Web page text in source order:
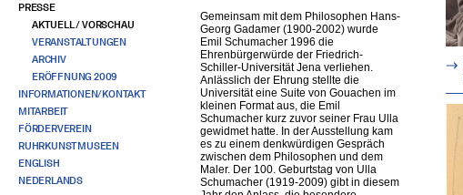
PRESSE
AKTUELL / VORSCHAU
VERANSTALTUNGEN
ARCHIV
ERÖFFNUNG 2009
INFORMATIONEN/KONTAKT
MITARBEIT
FÖRDERVEREIN
RUHRKUNSTMUSEEN
ENGLISH
NEDERLANDS
Gemeinsam mit dem Philosophen Hans-
Georg Gadamer (1900-2002) wurde
Emil Schumacher 1996 die
Ehrenbürgerwürde der Friedrich-
Schiller-Universität Jena verliehen.
Anlässlich der Ehrung stellte die
Universität eine Suite von Gouachen im
kleinen Format aus, die Emil
Schumacher kurz zuvor seiner Frau Ulla
gewidmet hatte. In der Ausstellung kam
es zu einem denkwürdigen Gespräch
zwischen dem Philosophen und dem
Maler. Der 100. Geburtstag von Ulla
Schumacher (1919-2009) gibt in diesem